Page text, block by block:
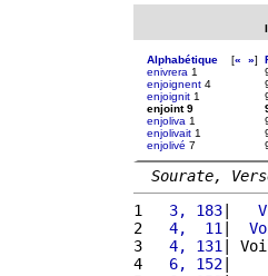
Alphabétique [« »]
enivrera 1
enjoignent 4
enjoignit 1
enjoint 9
enjoliva 1
enjolivait 1
enjolivé 7
Sourate,
1
  3, 183
2
  4,  11
3
  4, 131
|
4
  6, 152
|